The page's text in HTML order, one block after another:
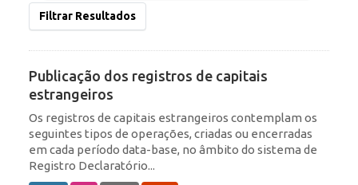
Filtrar Resultados
Publicação dos registros de capitais
estrangeiros
Os registros de capitais estrangeiros contemplam os
seguintes tipos de operações, criadas ou encerradas
em cada período data-base, no âmbito do sistema de
Registro Declaratório...